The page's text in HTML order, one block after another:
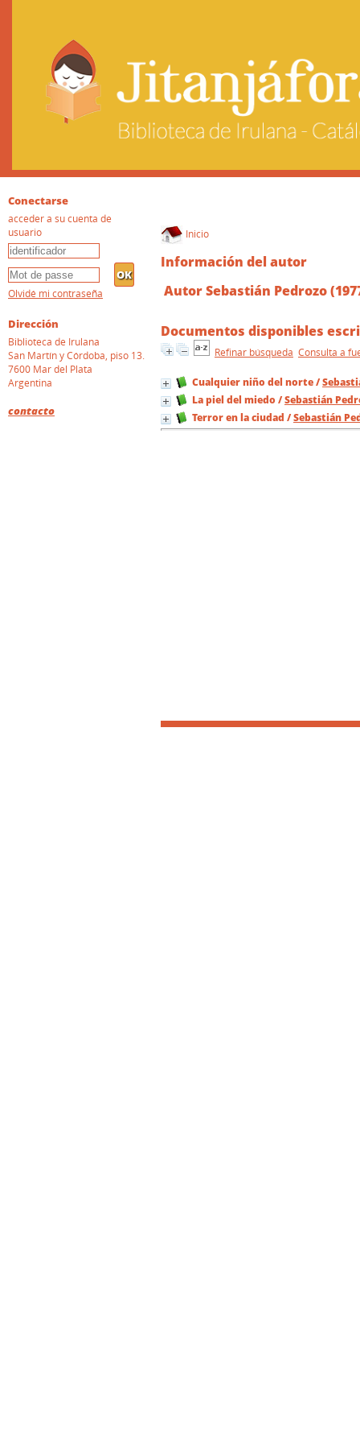
Inicio
Información del autor
Autor Sebastián Pedrozo
Documentos disponibles
Refinar búsqueda Consulta a
Cualquier niño del norte/
La piel del miedo /Sebastián
Terror en la ciudad /Sebastián
Conectarse
acceder a su cuenta de
usuario
Olvidé mi contraseña
Dirección
Biblioteca de Irulana
San Martín y Córdoba, piso 13.
7600 Mar del Plata
Argentina
contacto